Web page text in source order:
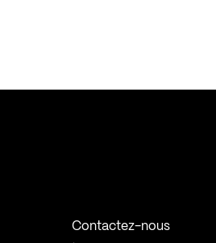
Contactez-nous